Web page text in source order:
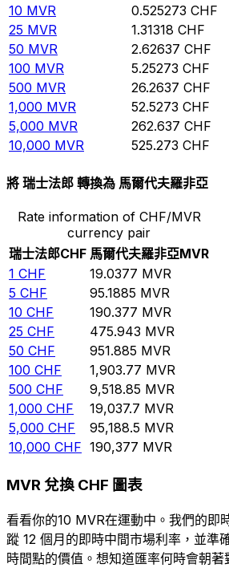
10 MVR 0.525273 CHF
25 MVR 1.31318 CHF
50 MVR 2.62637 CHF
100 MVR 5.25273 CHF
500 MVR 26.2637 CHF
1,000 MVR 52.5273 CHF
5,000 MVR 262.637 CHF
10,000 MVR 525.273 CHF
將 瑞士法郎 轉換為 馬爾代夫羅非亞
Rate information of CHF/MVR
currency pair
瑞士法郎CHF 馬爾代夫羅非亞MVR
1 CHF 19.0377 MVR
5 CHF 95.1885 MVR
10 CHF 190.377 MVR
25 CHF 475.943 MVR
50 CHF 951.885 MVR
100 CHF 1,903.77 MVR
500 CHF 9,518.85 MVR
1,000 CHF 19,037.7 MVR
5,000 CHF 95,188.5 MVR
10,000 CHF 190,377 MVR
MVR 兌換 CHF 圖表
看看你的10 MVR在運動中。我們的即
蹤 12 個月的即時中間市場利率，並準
時間點的價值。想知道匯率何時會朝